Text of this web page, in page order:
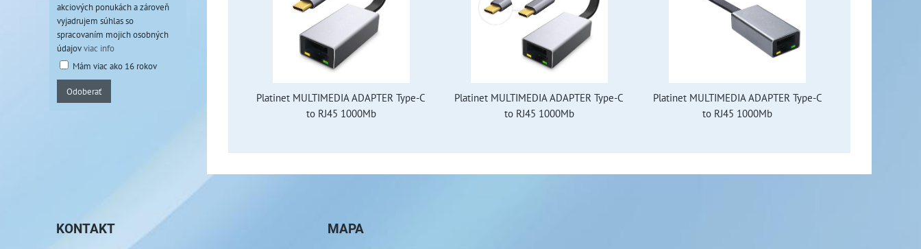
Platinet MULTIMEDIA ADAPTER Type-C
to RJ45 1000Mb
Platinet MULTIMEDIA ADAPTER Type-C
to RJ45 1000Mb
Platinet MULTIMEDIA ADAPTER Type-C
to RJ45 1000Mb
akciových ponukách a zároveň
vyjadrujem súhlas so
spracovaním mojich osobných
údajovviac info
Mám viac ako 16 rokov
Odoberať
KONTAKT MAPA